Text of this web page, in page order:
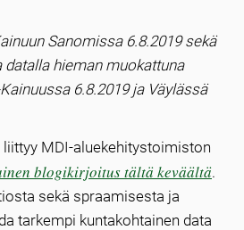
Sanomissa 6.8.2019 sekä
hieman muokattuna
6.8.2019 ja Väylässä
MDI-aluekehitystoimiston
blogikirjoitus tältä keväältä.
sekä spraamisesta ja
tarkempi kuntakohtainen data